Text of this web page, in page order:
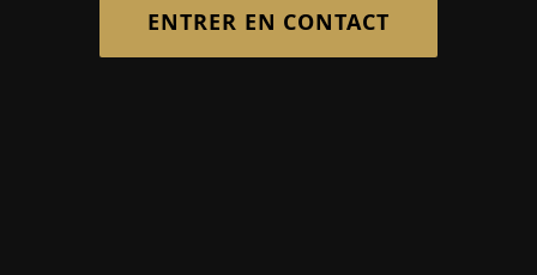
ENTRER EN CONTACT